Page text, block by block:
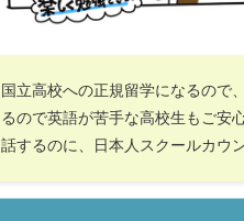
国立高校への正規留学になるので
るので英語が苦手な高校生もご安
話するのに、日本人スクールカウ